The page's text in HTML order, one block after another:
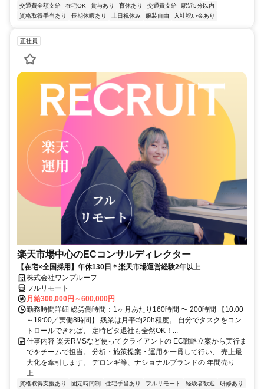
交通費全額支給
在宅OK 賞与あり 育休あり 交通費支給
駅近5分以内
資格取得手当あり
長期休暇あり 土日祝休み 服装自由 入社祝い金あり
正社員
楽天市場中心のECコンサルディレクター
【在宅×全国採用】年休130日＊楽天市場運営経験2年以上
株式会社ワンプルーフ
フルリモート
月給300,000円～600,000円
勤務時間詳細 総労働時間：1ヶ月あたり160時間 〜 200時間 【10:00
～19:00／実働8時間】 残業は月平均20h程度。 自分でタスクをコン
トロールできれば、 定時ピタ退社も全然OK！...
仕事内容 楽天RMSなど使ってクライアントの EC戦略立案から実行ま
でをチームで担当。 分析・施策提案・運用を一貫して行い、 売上最
大化を牽引します。 デロンギ等、ナショナルブランドの 年間売り
上...
資格取得支援あり 固定時間制 住宅手当あり フルリモート 経験者歓迎
研修あり